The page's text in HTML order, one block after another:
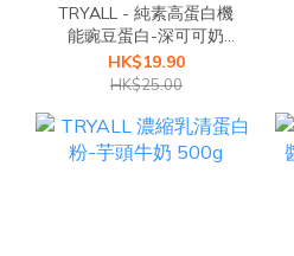
TRYALL - 純素高蛋白機
能豌豆蛋白-深可可奶
30g
HK$19.90
HK$25.00